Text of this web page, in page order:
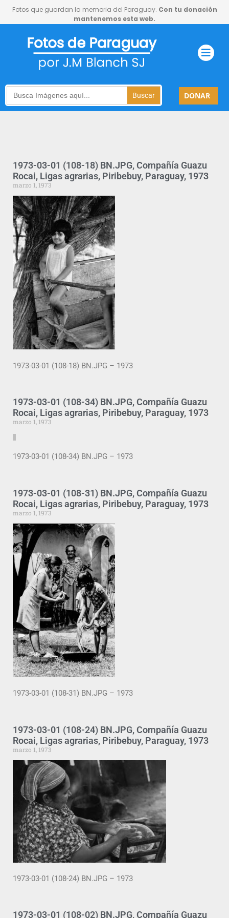
Fotos que guardan la memoria del Paraguay. Con tu donación
mantenemos esta web.
Search
for:
DONAR
1973-03-01 (108-18) BN.JPG, Compañía Guazu
Rocai, Ligas agrarias, Piribebuy, Paraguay, 1973
marzo 1, 1973
1973-03-01 (108-18) BN.JPG – 1973
1973-03-01 (108-34) BN.JPG, Compañía Guazu
Rocai, Ligas agrarias, Piribebuy, Paraguay, 1973
marzo 1, 1973
1973-03-01 (108-34) BN.JPG – 1973
1973-03-01 (108-31) BN.JPG, Compañía Guazu
Rocai, Ligas agrarias, Piribebuy, Paraguay, 1973
marzo 1, 1973
1973-03-01 (108-31) BN.JPG – 1973
1973-03-01 (108-24) BN.JPG, Compañía Guazu
Rocai, Ligas agrarias, Piribebuy, Paraguay, 1973
marzo 1, 1973
1973-03-01 (108-24) BN.JPG – 1973
1973-03-01 (108-02) BN.JPG, Compañía Guazu